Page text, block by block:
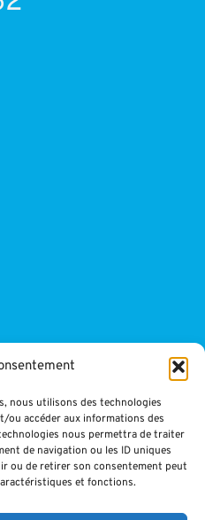
nous utilisons des technologies
ou accéder aux informations des
nous permettra de traiter
de navigation ou les ID uniques
ou de retirer son consentement peut
et fonctions.